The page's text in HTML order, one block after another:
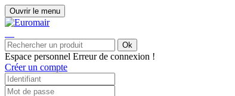
Ouvrir le menu
Ok
Espace personnel Erreur de connexion !
Créer un compte